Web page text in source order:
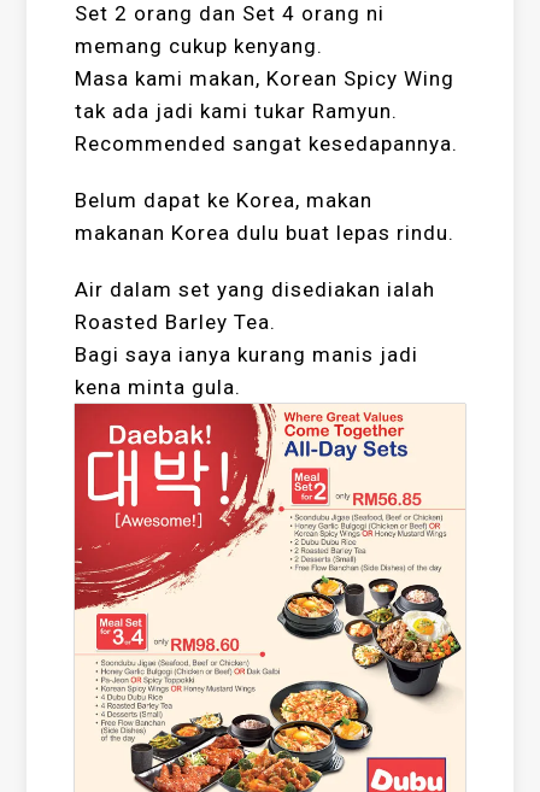
Set 2 orang dan Set 4 orang ni
memang cukup kenyang.
Masa kami makan, Korean Spicy Wing
tak ada jadi kami tukar Ramyun.
Recommended sangat kesedapannya.
Belum dapat ke Korea, makan
makanan Korea dulu buat lepas rindu.
Air dalam set yang disediakan ialah
Roasted Barley Tea.
Bagi saya ianya kurang manis jadi
kena minta gula.